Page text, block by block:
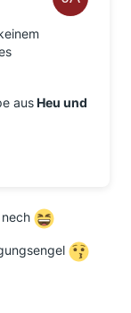
ausHeu und